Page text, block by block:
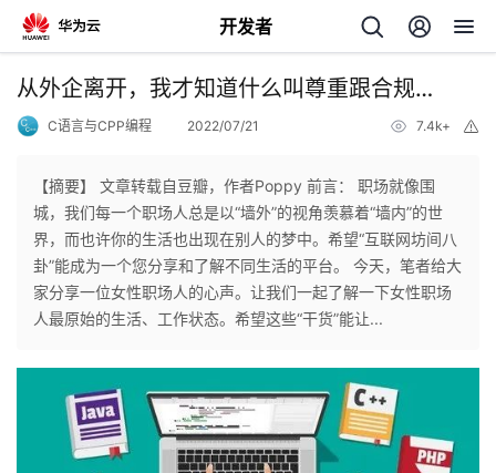
开发者
返
个
人
主
我
的
从外企离开，我才知道什么叫尊重跟合规…
C语言与CPP编程 2022/07/21 7.4k+
【摘要】 文章转载自豆瓣，作者Poppy 前言： 职场就像围
城，我们每一个职场人总是以“墙外”的视角羡慕着“墙内”的世
界，而也许你的生活也出现在别人的梦中。希望“互联网坊间八
卦”能成为一个您分享和了解不同生活的平台。 今天，笔者给大
家分享一位女性职场人的心声。让我们一起了解一下女性职场
人最原始的生活、工作状态。希望这些“干货”能让...